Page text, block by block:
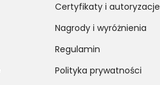
Certyfikaty i autoryzacje
Nagrody i wyróżnienia
Regulamin
Polityka prywatności